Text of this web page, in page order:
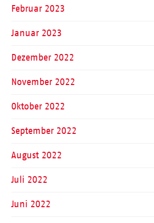
Februar 2023
Januar 2023
Dezember 2022
November 2022
Oktober 2022
September 2022
August 2022
Juli 2022
Juni 2022